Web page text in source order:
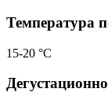
Температура
15-20 °С